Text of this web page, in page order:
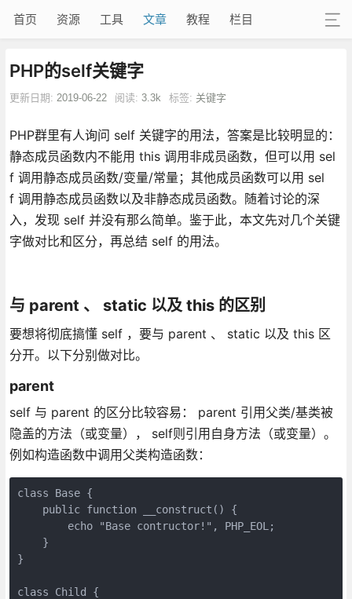
首页 资源 工具 文章 教程 栏目
PHP的self关键字
更新日期: 2019-06-22 阅读: 3.3k 标签: 关键字
PHP群里有人询问 self 关键字的用法，答案是比较明显的：
静态成员函数内不能用 this 调用非成员函数，但可以用 sel
f 调用静态成员函数/变量/常量；其他成员函数可以用 sel
f 调用静态成员函数以及非静态成员函数。随着讨论的深
入，发现 self 并没有那么简单。鉴于此，本文先对几个关键
字做对比和区分，再总结 self 的用法。
与 parent 、 static 以及 this 的区别
要想将彻底搞懂 self ，要与 parent 、 static 以及 this 区
分开。以下分别做对比。
parent
self 与 parent 的区分比较容易： parent 引用父类/基类被
隐盖的方法（或变量）， self则引用自身方法（或变量）。
例如构造函数中调用父类构造函数：
class Base {
    public function __construct() {
        echo "Base contructor!", PHP_EOL;
    }
}
class Child {